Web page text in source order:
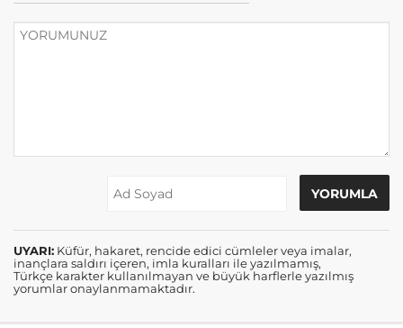
UYARI: Küfür, hakaret, rencide edici cümleler veya imalar,
inançlara saldırı içeren, imla kuralları ile yazılmamış,
Türkçe karakter kullanılmayan ve büyük harflerle yazılmış
yorumlar onaylanmamaktadır.